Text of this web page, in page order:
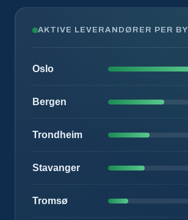
AKTIVE LEVERANDØRER PER BY
Oslo
Bergen
Trondheim
Stavanger
Tromsø